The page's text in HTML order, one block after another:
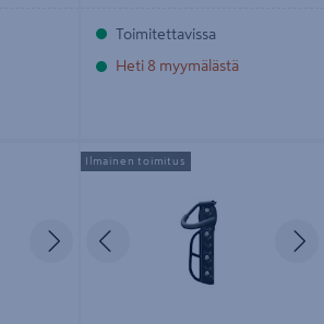
Toimitettavissa
Heti 8 myymälästä
Seuraava
Polkupyörän ripustin Canopia
Pystysuora
Edellinen
Ilmainen toimitus